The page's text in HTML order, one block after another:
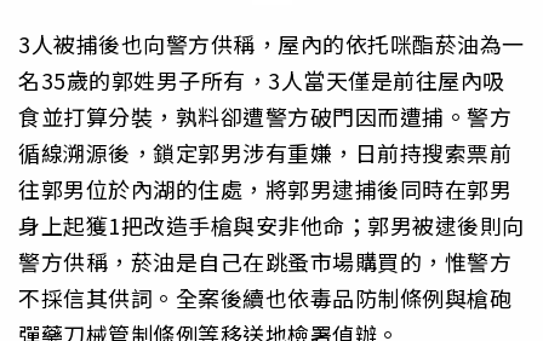
3人被捕後也向警方供稱，屋內的依托咪酯菸油為一
名35歲的郭姓男子所有，3人當天僅是前往屋內吸
食並打算分裝，孰料卻遭警方破門因而遭捕。警方
循線溯源後，鎖定郭男涉有重嫌，日前持搜索票前
往郭男位於內湖的住處，將郭男逮捕後同時在郭男
身上起獲1把改造手槍與安非他命；郭男被逮後則向
警方供稱，菸油是自己在跳蚤市場購買的，惟警方
不採信其供詞。全案後續也依毒品防制條例與槍砲
彈藥刀械管制條例等移送地檢署偵辦。